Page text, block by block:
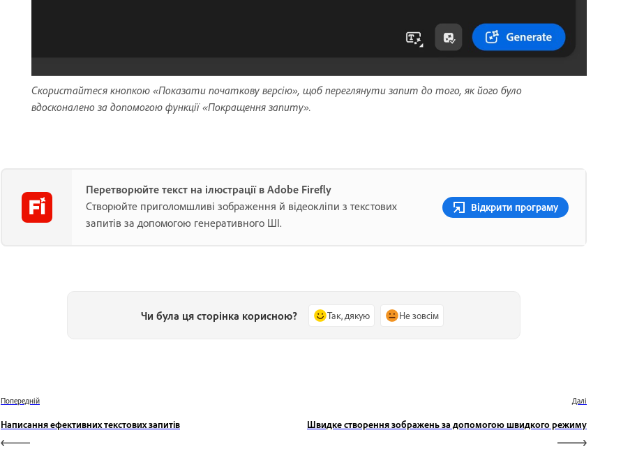
Скористайтеся кнопкою «Показати початкову версію», щоб переглянути запит до того, як його було
вдосконалено за допомогою функції «Покращення запиту».
Перетворюйте текст на ілюстрації в Adobe Firefly
Створюйте приголомшливі зображення й відеокліпи з текстових
запитів за допомогою генеративного ШІ.
Відкрити програму
Чи була ця сторінка корисною? Так, дякую Не зовсім
Попередній
Написання ефективних текстових запитів
Далі
Швидке створення зображень за допомогою швидкого режиму